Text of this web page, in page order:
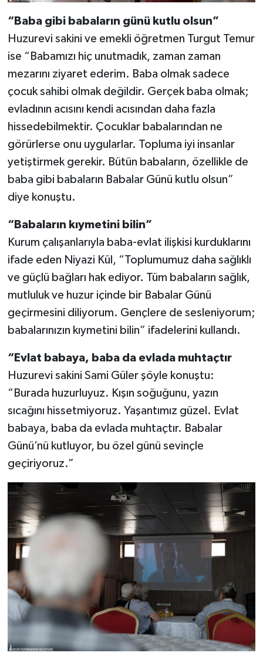
“Baba gibi babaların günü kutlu olsun”
Huzurevi sakini ve emekli öğretmen Turgut Temur
ise “Babamızı hiç unutmadık, zaman zaman
mezarını ziyaret ederim. Baba olmak sadece
çocuk sahibi olmak değildir. Gerçek baba olmak;
evladının acısını kendi acısından daha fazla
hissedebilmektir. Çocuklar babalarından ne
görürlerse onu uygularlar. Topluma iyi insanlar
yetiştirmek gerekir. Bütün babaların, özellikle de
baba gibi babaların Babalar Günü kutlu olsun”
diye konuştu.
“Babaların kıymetini bilin”
Kurum çalışanlarıyla baba-evlat ilişkisi kurduklarını
ifade eden Niyazi Kül, “Toplumumuz daha sağlıklı
ve güçlü bağları hak ediyor. Tüm babaların sağlık,
mutluluk ve huzur içinde bir Babalar Günü
geçirmesini diliyorum. Gençlere de sesleniyorum;
babalarınızın kıymetini bilin” ifadelerini kullandı.
“Evlat babaya, baba da evlada muhtaçtır
Huzurevi sakini Sami Güler şöyle konuştu:
“Burada huzurluyuz. Kışın soğuğunu, yazın
sıcağını hissetmiyoruz. Yaşantımız güzel. Evlat
babaya, baba da evlada muhtaçtır. Babalar
Günü’nü kutluyor, bu özel günü sevinçle
geçiriyoruz.”